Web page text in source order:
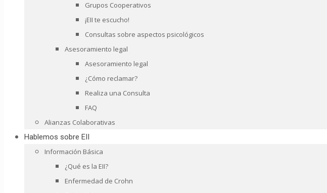
Grupos Cooperativos
¡EII te escucho!
Consultas sobre aspectos psicológicos
Asesoramiento legal
Asesoramiento legal
¿Cómo reclamar?
Realiza una Consulta
FAQ
Alianzas Colaborativas
Hablemos sobre EII
Información Básica
¿Qué es la EII?
Enfermedad de Crohn